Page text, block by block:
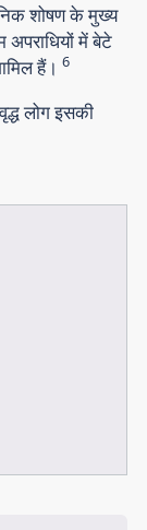
शोषण के मुख्य
में बेटे
हैं। 6
लोग इसकी